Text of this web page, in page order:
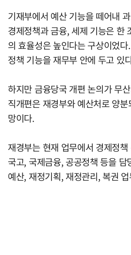
기재부에서 예산 기능을 떼어내
경제정책과 금융, 세제 기능은 한
의 효율성은 높인다는 구상이었
정책 기능을 재무부 안에 두고 있
하지만 금융당국 개편 논의가 무
직개편은 재경부와 예산처로 양
망이다.
재경부는 현재 업무에서 경제정
국고, 국제금융, 공공정책 등을
예산, 재정기획, 재정관리, 복권